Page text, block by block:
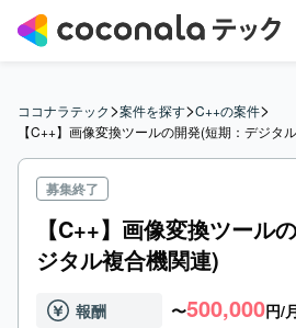
ココナラテック>案件を探す>C++の案件>
【C++】画像変換ツールの開発(短期：デジタ
募集終了
【C++】画像変換ツール
ジタル複合機関連)
報酬 〜500,000円/